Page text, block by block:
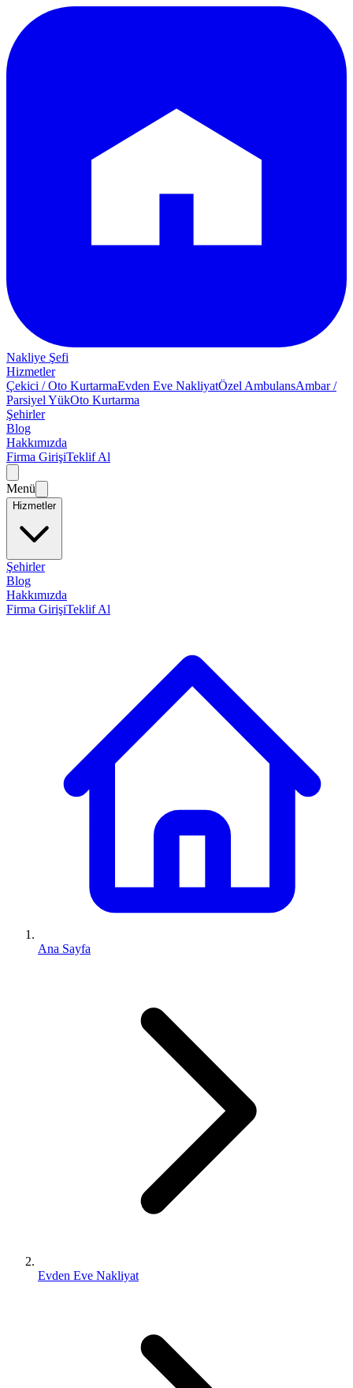
Nakliye Şefi
Hizmetler
Çekici / Oto KurtarmaEvden Eve NakliyatÖzel AmbulansAmbar /
Parsiyel YükOto Kurtarma
Şehirler
Blog
Hakkımızda
Firma GirişiTeklif Al
Menü
Hizmetler
Şehirler
Blog
Hakkımızda
Firma GirişiTeklif Al
Ana Sayfa
Evden Eve Nakliyat